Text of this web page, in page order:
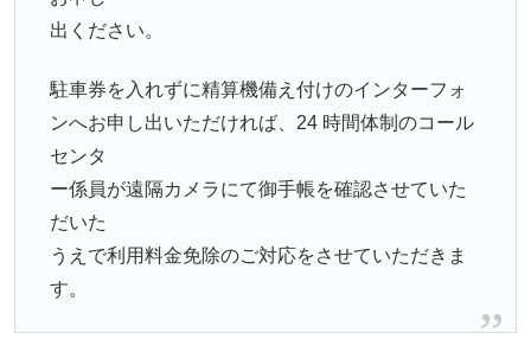
出ください。
駐車券を入れずに精算機備え付けのインターフォ
ンへお申し出いただければ、24 時間体制のコール
センタ
ー係員が遠隔カメラにて御手帳を確認させていた
だいた
うえで利用料金免除のご対応をさせていただきま
す。